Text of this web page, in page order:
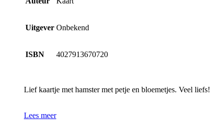
Uitgever Onbekend
ISBN 4027913670720
Lief kaartje met hamster met petje en bloemetjes. Veel liefs!
Lees meer